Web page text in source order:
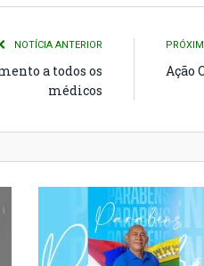
NOTÍCIA ANTERIOR
a todos os
médicos
Ação